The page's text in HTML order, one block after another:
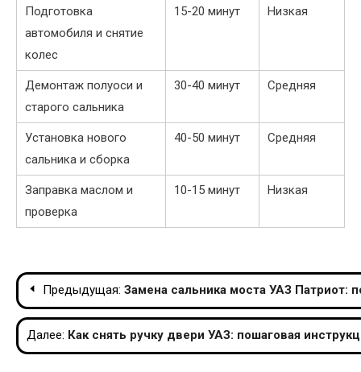
Подготовка
автомобиля и снятие
колес
15-20 минут Низкая
Демонтаж полуоси и
старого сальника
30-40 минут Средняя
Установка нового
сальника и сборка
40-50 минут Средняя
Заправка маслом и
проверка
10-15 минут Низкая
Навигация
по
записям
Предыдущая: Замена сальника моста УАЗ Патриот:
Далее: Как снять ручку двери УАЗ: пошаговая